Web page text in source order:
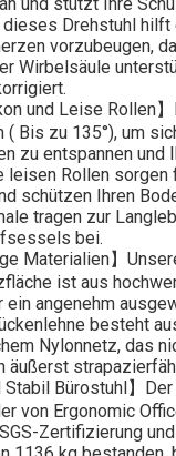
dieses Drehstuhl
vorzubeugen,
Wirbelsäule
und Leise Rollen
( Bis zu 135°), um
zu entspannen und
leisen Rollen sorgen
schützen Ihren
tragen zur
bei.
Materialien】
ist aus
angenehm
besteht
Nylonnetz, das
äußerst
Stabil Bürostuhl】
von Ergonomic
Zertifizierung